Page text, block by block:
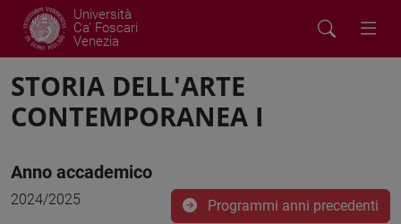
Università
Ca' Foscari
Venezia
STORIA DELL'ARTE
CONTEMPORANEA I
Anno accademico
2024/2025 Programmi anni precedenti